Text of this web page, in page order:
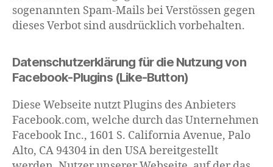
sogenannten Spam-Mails bei Verstössen gegen
dieses Verbot sind ausdrücklich vorbehalten.
Datenschutzerklärung für die Nutzung von
Facebook-Plugins (Like-Button)
Diese Webseite nutzt Plugins des Anbieters
Facebook.com, welche durch das Unternehmen
Facebook Inc., 1601 S. California Avenue, Palo
Alto, CA 94304 in den USA bereitgestellt